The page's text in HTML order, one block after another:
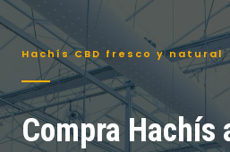
Hachís CBD fresco y natural
Compra Hachís